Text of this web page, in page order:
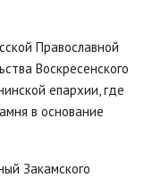
Православной
Воскресенского
епархии, где
в основание
Закамского